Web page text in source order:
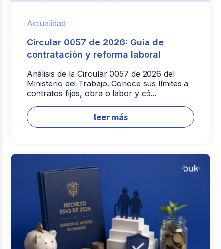
Actualidad
Circular 0057 de 2026: Guía de
contratación y reforma laboral
Análisis de la Circular 0057 de 2026 del
Ministerio del Trabajo. Conoce sus límites a
contratos fijos, obra o labor y có...
leer más